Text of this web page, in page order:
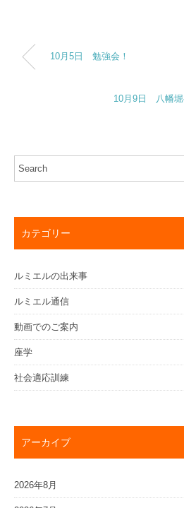
10月5日 勉強会！
10月9日 八幡堀
カテゴリー
ルミエルの出来事
ルミエル通信
動画でのご案内
座学
社会適応訓練
アーカイブ
2026年8月